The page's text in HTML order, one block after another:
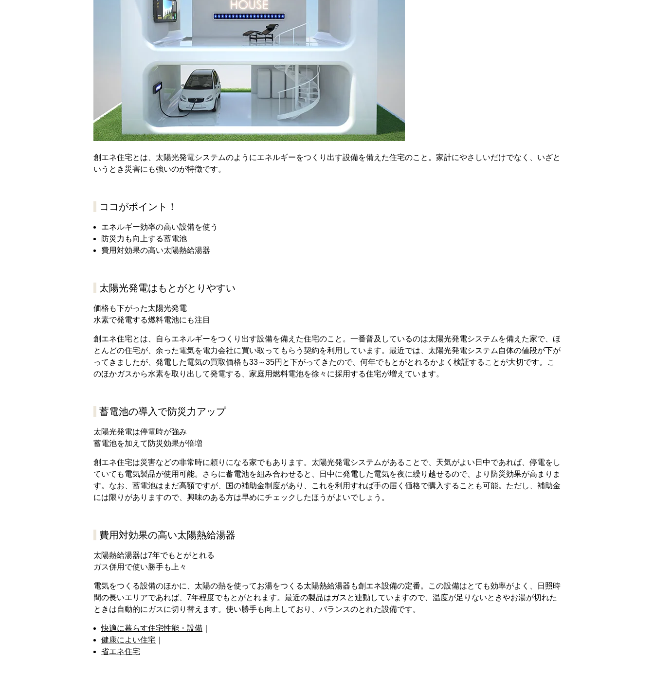
創エネ住宅とは、太陽光発電システムのようにエネルギーをつくり出す設備を備えた住宅のこと。家計にやさしいだけでなく、いざと
いうとき災害にも強いのが特徴です。
ココがポイント！
エネルギー効率の高い設備を使う
防災力も向上する蓄電池
費用対効果の高い太陽熱給湯器
太陽光発電はもとがとりやすい
価格も下がった太陽光発電
水素で発電する燃料電池にも注目
創エネ住宅とは、自らエネルギーをつくり出す設備を備えた住宅のこと。一番普及しているのは太陽光発電システムを備えた家で、ほ
とんどの住宅が、余った電気を電力会社に買い取ってもらう契約を利用しています。最近では、太陽光発電システム自体の値段が下が
ってきましたが、発電した電気の買取価格も33～35円と下がってきたので、何年でもとがとれるかよく検証することが大切です。こ
のほかガスから水素を取り出して発電する、家庭用燃料電池を徐々に採用する住宅が増えています。
蓄電池の導入で防災力アップ
太陽光発電は停電時が強み
蓄電池を加えて防災効果が倍増
創エネ住宅は災害などの非常時に頼りになる家でもあります。太陽光発電システムがあることで、天気がよい日中であれば、停電をし
ていても電気製品が使用可能。さらに蓄電池を組み合わせると、日中に発電した電気を夜に繰り越せるので、より防災効果が高まりま
す。なお、蓄電池はまだ高額ですが、国の補助金制度があり、これを利用すれば手の届く価格で購入することも可能。ただし、補助金
には限りがありますので、興味のある方は早めにチェックしたほうがよいでしょう。
費用対効果の高い太陽熱給湯器
太陽熱給湯器は7年でもとがとれる
ガス併用で使い勝手も上々
電気をつくる設備のほかに、太陽の熱を使ってお湯をつくる太陽熱給湯器も創エネ設備の定番。この設備はとても効率がよく、日照時
間の長いエリアであれば、7年程度でもとがとれます。最近の製品はガスと連動していますので、温度が足りないときやお湯が切れた
ときは自動的にガスに切り替えます。使い勝手も向上しており、バランスのとれた設備です。
快適に暮らす住宅性能・設備
健康によい住宅
省エネ住宅